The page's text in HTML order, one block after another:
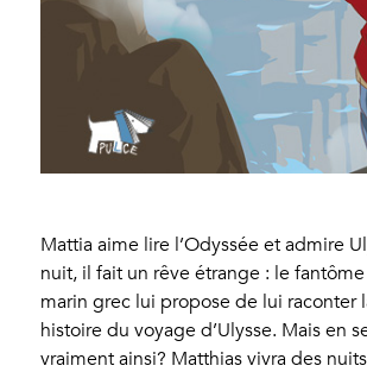
Mattia aime lire l’Odyssée et admire
nuit, il fait un rêve étrange : le fantôme
marin grec lui propose de lui raconter
histoire du voyage d’Ulysse. Mais en
vraiment ainsi? Matthias vivra des